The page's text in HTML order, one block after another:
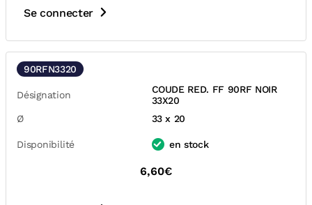
Se connecter
90RFN3320
Désignation
COUDE RED. FF 90RF NOIR
33X20
Ø
33 x 20
Disponibilité en stock
6,60€